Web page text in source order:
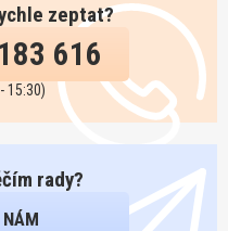
zeptat?
616
15:30)
rady?